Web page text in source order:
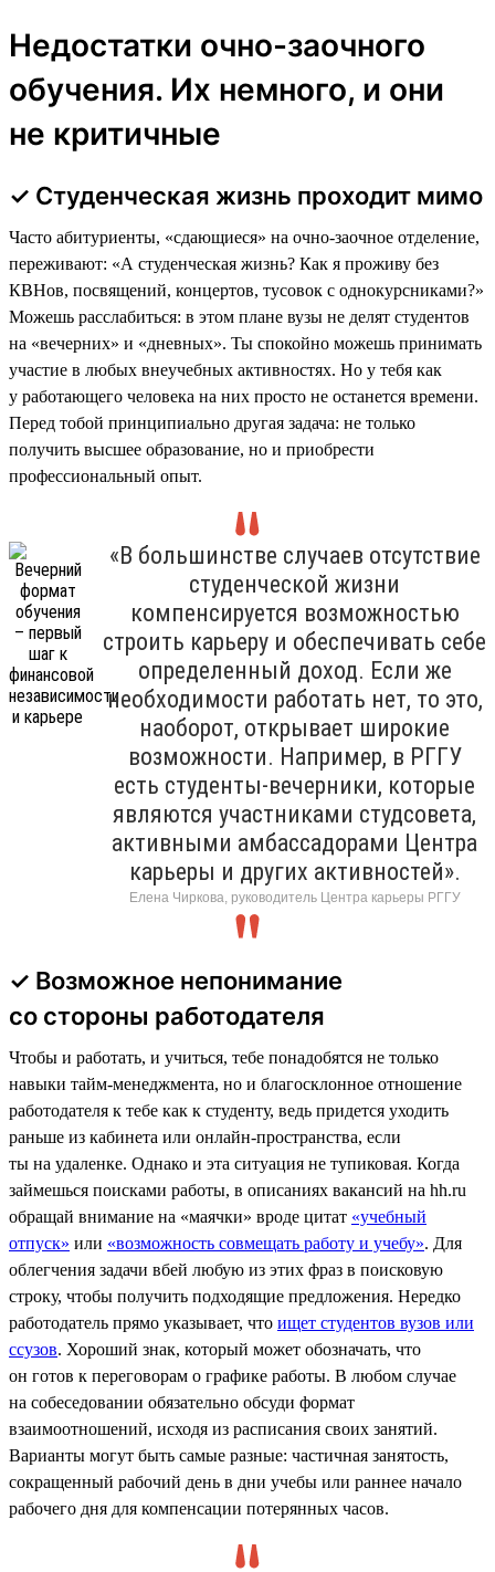
Недостатки очно-заочного
обучения. Их немного, и они
не критичные
✓ Студенческая жизнь проходит мимо
Часто абитуриенты, «сдающиеся» на очно-заочное отделение,
переживают: «А студенческая жизнь? Как я проживу без
КВНов, посвящений, концертов, тусовок с однокурсниками?»
Можешь расслабиться: в этом плане вузы не делят студентов
на «вечерних» и «дневных». Ты спокойно можешь принимать
участие в любых внеучебных активностях. Но у тебя как
у работающего человека на них просто не останется времени.
Перед тобой принципиально другая задача: не только
получить высшее образование, но и приобрести
профессиональный опыт.
«В большинстве случаев отсутствие
студенческой жизни
компенсируется возможностью
строить карьеру и обеспечивать себе
определенный доход. Если же
необходимости работать нет, то это,
наоборот, открывает широкие
возможности. Например, в РГГУ
есть студенты-вечерники, которые
являются участниками студсовета,
активными амбассадорами Центра
карьеры и других активностей».
Елена Чиркова, руководитель Центра карьеры РГГУ
✓ Возможное непонимание
со стороны работодателя
Чтобы и работать, и учиться, тебе понадобятся не только
навыки тайм-менеджмента, но и благосклонное отношение
работодателя к тебе как к студенту, ведь придется уходить
раньше из кабинета или онлайн-пространства, если
ты на удаленке. Однако и эта ситуация не тупиковая. Когда
займешься поисками работы, в описаниях вакансий на hh.ru
обращай внимание на «маячки» вроде цитат «учебный
отпуск» или «возможность совмещать работу и учебу». Для
облегчения задачи вбей любую из этих фраз в поисковую
строку, чтобы получить подходящие предложения. Нередко
работодатель прямо указывает, что ищет студентов вузов или
ссузов. Хороший знак, который может обозначать, что
он готов к переговорам о графике работы. В любом случае
на собеседовании обязательно обсуди формат
взаимоотношений, исходя из расписания своих занятий.
Варианты могут быть самые разные: частичная занятость,
сокращенный рабочий день в дни учебы или раннее начало
рабочего дня для компенсации потерянных часов.